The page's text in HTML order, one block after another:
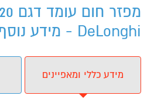
DeLonghi - מידע נוסף
מידע כללי ומאפיינים